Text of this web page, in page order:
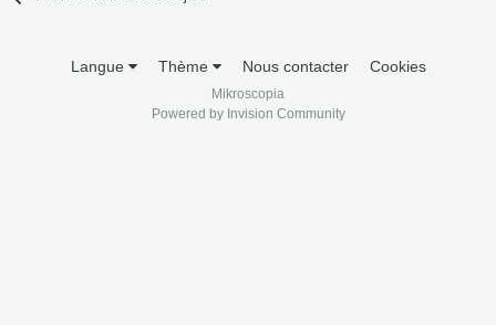
Langue Thème Nous contacter Cookies
Mikroscopia
Powered by Invision Community